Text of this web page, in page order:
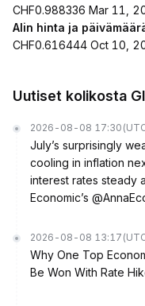
CHF0.988336 Mar 11,
Alin hinta ja
CHF0.616444 Oct 10,
Uutiset kolikosta
2026-08-08 17:30
July’s surprisingly
cooling in inflation
interest rates steady
Economic’s
2026-08-08 13:17
Why One Top
Be Won With Rate